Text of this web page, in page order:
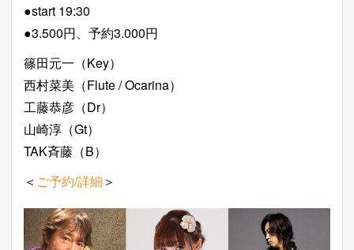
●start 19:30
●3.500円、予約3.000円
篠田元一（Key）
西村菜美（Flute / Ocarina）
工藤恭彦（Dr）
山崎淳（Gt）
TAK斉藤（B）
＜ ご予約/詳細 ＞